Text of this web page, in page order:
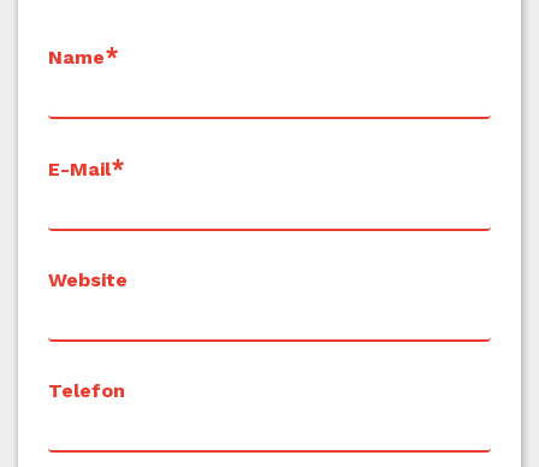
Name
E-Mail
Website
Telefon